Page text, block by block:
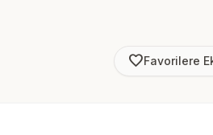
favorite_borderFavorilere